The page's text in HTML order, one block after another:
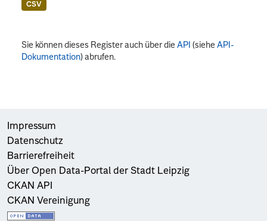
CSV
Sie können dieses Register auch über dieAPI (sieheAPI-
Dokumentation) abrufen.
Impressum
Datenschutz
Barrierefreiheit
Über Open Data-Portal der Stadt Leipzig
CKAN API
CKAN Vereinigung